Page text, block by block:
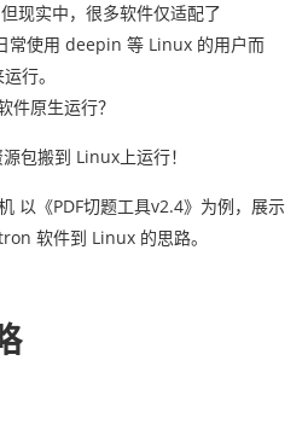
现实中，很多软件仅适配了
常使用 deepin 等 Linux 的用户而
行。
件原生运行？
包搬到 Linux上运行！
以《PDF切题工具v2.4》为例，展示
软件到 Linux 的思路。